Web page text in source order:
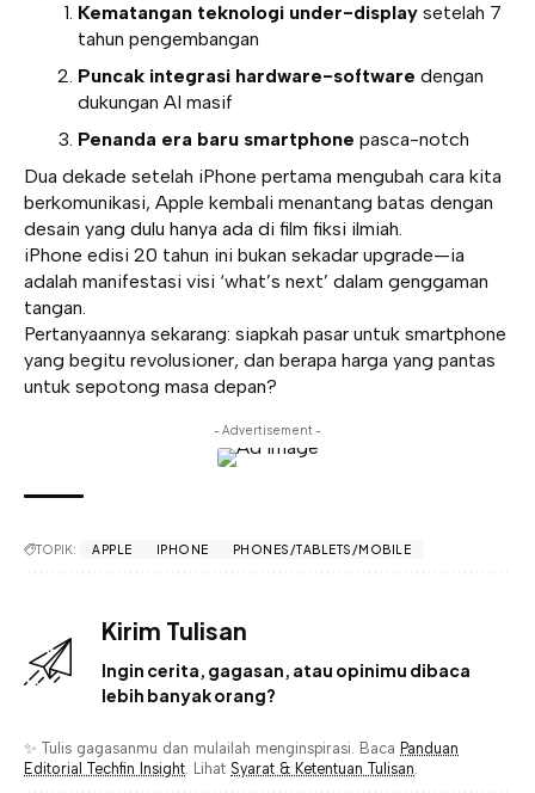
Kematangan teknologi under-display setelah 7
tahun pengembangan
Puncak integrasi hardware-software dengan
dukungan AI masif
Penanda era baru smartphone pasca-notch
Dua dekade setelah iPhone pertama mengubah cara kita
berkomunikasi, Apple kembali menantang batas dengan
desain yang dulu hanya ada di film fiksi ilmiah.
iPhone edisi 20 tahun ini bukan sekadar upgrade—ia
adalah manifestasi visi ‘what’s next’ dalam genggaman
tangan.
Pertanyaannya sekarang: siapkah pasar untuk smartphone
yang begitu revolusioner, dan berapa harga yang pantas
untuk sepotong masa depan?
- Advertisement -
TOPIK: APPLE IPHONE PHONES/TABLETS/MOBILE
Kirim Tulisan
Ingin cerita, gagasan, atau opinimu dibaca
lebih banyak orang?
✨ Tulis gagasanmu dan mulailah menginspirasi. Baca Panduan
Editorial Techfin Insight. Lihat Syarat & Ketentuan Tulisan.